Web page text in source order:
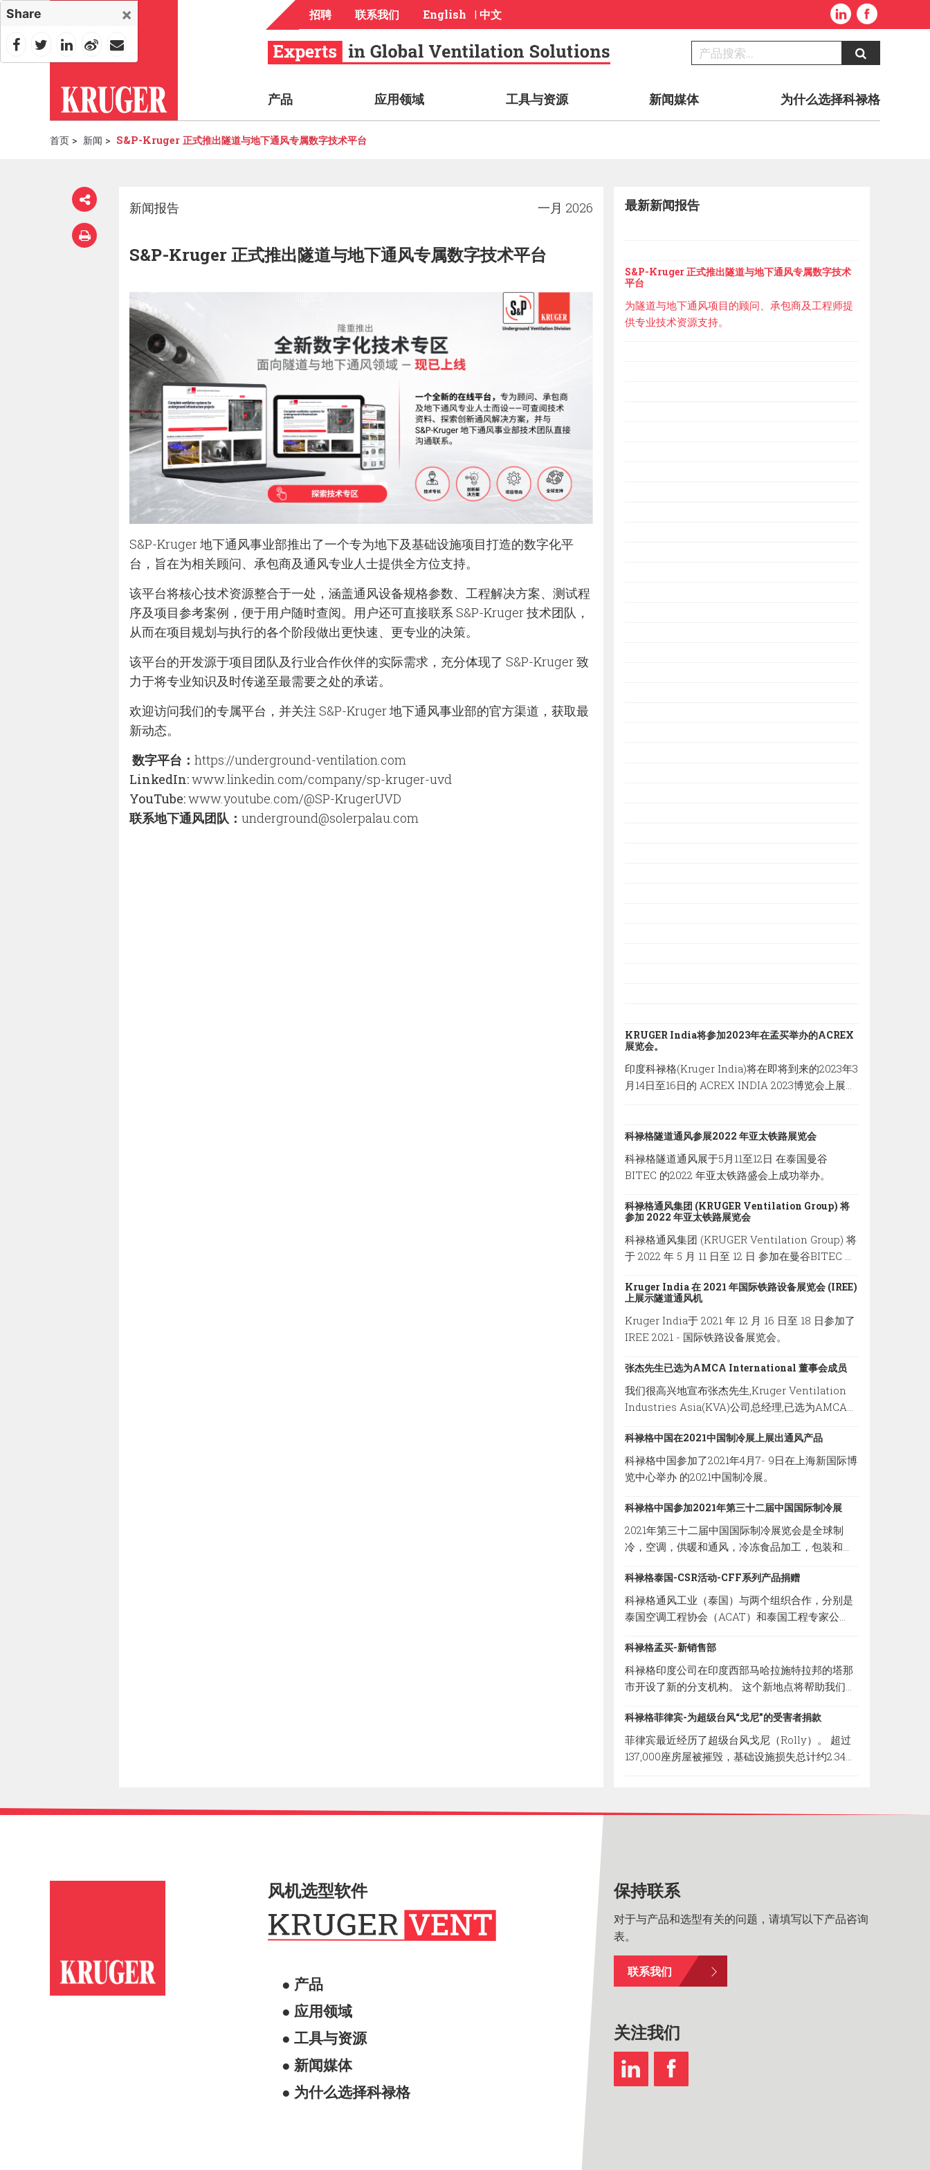
招聘 联系我们 English | 中文
产品 应用领域 工具与资源 新闻媒体 为什么选择科禄格
首页 > 新闻 > S&P-Kruger 正式推出隧道与地下通风专属数字技术平台
新闻报告 一月 2026
S&P-Kruger 正式推出隧道与地下通风专属数字技术平台
S&P-Kruger 地下通风事业部推出了一个专为地下及基础设施项目打造的数字化平
台，旨在为相关顾问、承包商及通风专业人士提供全方位支持。
该平台将核心技术资源整合于一处，涵盖通风设备规格参数、工程解决方案、测试程
序及项目参考案例，便于用户随时查阅。用户还可直接联系 S&P-Kruger 技术团队，
从而在项目规划与执行的各个阶段做出更快速、更专业的决策。
该平台的开发源于项目团队及行业合作伙伴的实际需求，充分体现了 S&P-Kruger 致
力于将专业知识及时传递至最需要之处的承诺。
欢迎访问我们的专属平台，并关注 S&P-Kruger 地下通风事业部的官方渠道，获取最
新动态。
数字平台： https://underground-ventilation.com
LinkedIn:www.linkedin.com/company/sp-kruger-uvd
YouTube:www.youtube.com/@SP-KrugerUVD
联系地下通风团队： underground@solerpalau.com
最新新闻报告
S&P-Kruger 正式推出隧道与地下通风专属数字技术
平台
为隧道与地下通风项目的顾问、承包商及工程师提
供专业技术资源支持。
KRUGER India将参加2023年在孟买举办的ACREX
展览会。
印度科禄格(Kruger India)将在即将到来的2023年3
月14日至16日的 ACREX INDIA 2023博览会上展示
科禄格隧道通风参展2022 年亚太铁路展览会
科禄格隧道通风展于5月11至12日 在泰国曼谷
BITEC 的2022 年亚太铁路盛会上成功举办。
科禄格通风集团 (KRUGER Ventilation Group) 将
参加 2022 年亚太铁路展览会
科禄格通风集团 (KRUGER Ventilation Group) 将
于 2022 年 5 月 11 日至 12 日 参加在曼谷BITEC 举
Kruger India 在 2021 年国际铁路设备展览会 (IREE)
上展示隧道通风机
Kruger India于 2021 年 12 月 16 日至 18 日参加了
IREE 2021 - 国际铁路设备展览会。
张杰先生已选为AMCA International 董事会成员
我们很高兴地宣布张杰先生,Kruger Ventilation
Industries Asia(KVA)公司总经理,已选为AMCA
科禄格中国在2021中国制冷展上展出通风产品
科禄格中国参加了2021年4月7- 9日在上海新国际博
览中心举办 的2021中国制冷展。
科禄格中国参加2021年第三十二届中国国际制冷展
2021年第三十二届中国国际制冷展览会是全球制
冷，空调，供暖和通风，冷冻食品加工，包装和储
科禄格泰国-CSR活动-CFF系列产品捐赠
科禄格通风工业（泰国）与两个组织合作，分别是
泰国空调工程协会（ACAT）和泰国工程专家公
CABINET FILTER FANS（CFF系列）单位。
HSS将把我们的通气产品分发给处于危险区域的当
地医院，以防止COVID-19通过空调系统在医疗团
过过滤的送风系统，为专门过滤细菌和病毒设计使
用的高校微粒子（HEPA）过滤器，清除率可达
99.99%。
科禄格孟买-新销售部
科禄格印度公司在印度西部马哈拉施特拉邦的塔那
市开设了新的分支机构。 这个新地点将帮助我们迅
下是新销售部的地址； 地址：B-308, Lodha
Supremus II, Road No.22, Wagle Estate,Thane
(W) -400 604, Maharashtra, India
科禄格菲律宾-为超级台风“戈尼”的受害者捐款
菲律宾最近经历了超级台风戈尼（Rolly）。 超过
137,000座房屋被摧毁，基础设施损失总计约2.34亿
×
Share
风机选型软件
● 产品
● 应用领域
● 工具与资源
● 新闻媒体
● 为什么选择科禄格
保持联系
对于与产品和选型有关的问题，请填写以下产品咨询
表。
联系我们
关注我们